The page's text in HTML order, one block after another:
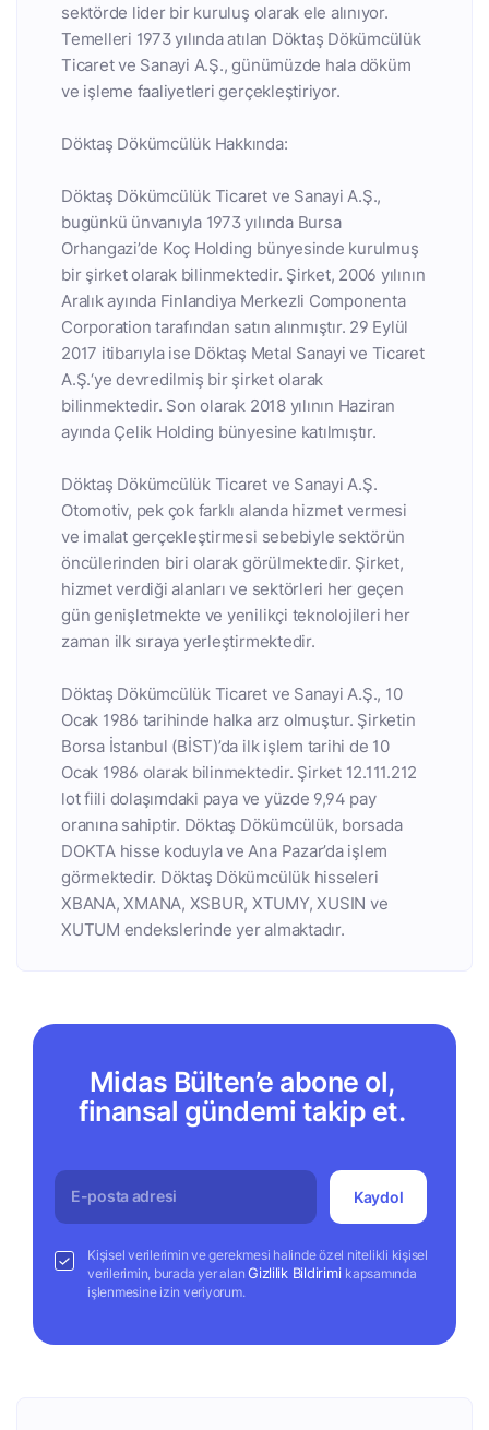
sektörde lider bir kuruluş olarak ele alınıyor.
Temelleri 1973 yılında atılan Döktaş Dökümcülük
Ticaret ve Sanayi A.Ş., günümüzde hala döküm
ve işleme faaliyetleri gerçekleştiriyor.
Döktaş Dökümcülük Hakkında:
Döktaş Dökümcülük Ticaret ve Sanayi A.Ş.,
bugünkü ünvanıyla 1973 yılında Bursa
Orhangazi’de Koç Holding bünyesinde kurulmuş
bir şirket olarak bilinmektedir. Şirket, 2006 yılının
Aralık ayında Finlandiya Merkezli Componenta
Corporation tarafından satın alınmıştır. 29 Eylül
2017 itibarıyla ise Döktaş Metal Sanayi ve Ticaret
A.Ş.‘ye devredilmiş bir şirket olarak
bilinmektedir. Son olarak 2018 yılının Haziran
ayında Çelik Holding bünyesine katılmıştır.
Döktaş Dökümcülük Ticaret ve Sanayi A.Ş.
Otomotiv, pek çok farklı alanda hizmet vermesi
ve imalat gerçekleştirmesi sebebiyle sektörün
öncülerinden biri olarak görülmektedir. Şirket,
hizmet verdiği alanları ve sektörleri her geçen
gün genişletmekte ve yenilikçi teknolojileri her
zaman ilk sıraya yerleştirmektedir.
Döktaş Dökümcülük Ticaret ve Sanayi A.Ş., 10
Ocak 1986 tarihinde halka arz olmuştur. Şirketin
Borsa İstanbul (BİST)’da ilk işlem tarihi de 10
Ocak 1986 olarak bilinmektedir. Şirket 12.111.212
lot fiili dolaşımdaki paya ve yüzde 9,94 pay
oranına sahiptir. Döktaş Dökümcülük, borsada
DOKTA hisse koduyla ve Ana Pazar’da işlem
görmektedir. Döktaş Dökümcülük hisseleri
XBANA, XMANA, XSBUR, XTUMY, XUSIN ve
XUTUM endekslerinde yer almaktadır.
Midas Bülten’e abone ol,
finansal gündemi takip et.
Kaydol
Kişisel verilerimin ve gerekmesi halinde özel nitelikli kişisel
verilerimin, burada yer alanGizlilik Bildirimi kapsamında
işlenmesine izin veriyorum.